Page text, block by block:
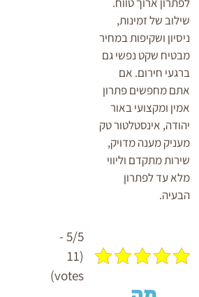
שילוב של זמינות,
ניסיון ושקיפות במחיר
מבטיח שקט נפשי גם
ברגעי חירום. אם
אתם מחפשים פתרון
אמין ומקצועי באור
יהודה, אינסטלטור טק
מעניק מענה מדויק,
שירות מתקדם וליווי
מלא עד לפתרון
הבעיה.
5/5 -
(11
votes)